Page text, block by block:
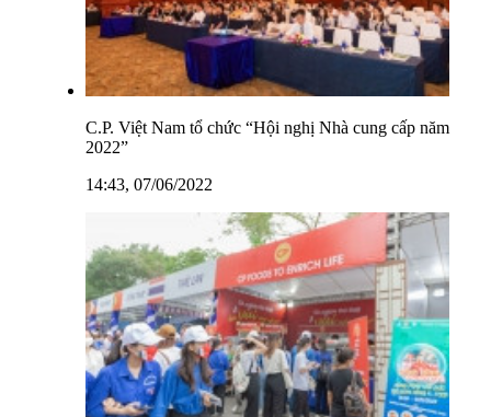
C.P. Việt Nam tổ chức “Hội nghị Nhà cung cấp năm
2022”
14:43, 07/06/2022